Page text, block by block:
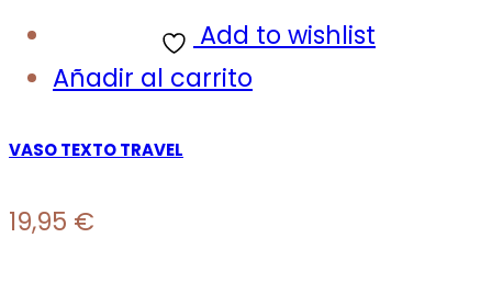
Add to wishlist
Añadir al carrito
VASO TEXTO TRAVEL
19,95 €